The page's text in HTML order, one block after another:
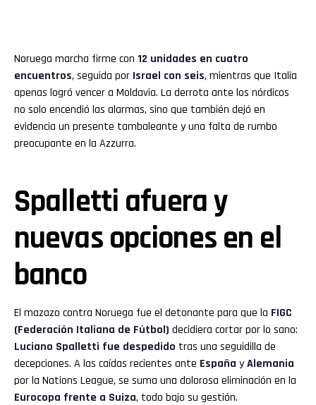
Noruega marcha firme con 12 unidades en cuatro
encuentros, seguida por Israel con seis, mientras que Italia
apenas logró vencer a Moldavia. La derrota ante los nórdicos
no solo encendió las alarmas, sino que también dejó en
evidencia un presente tambaleante y una falta de rumbo
preocupante en la Azzurra.
Spalletti afuera y
nuevas opciones en el
banco
El mazazo contra Noruega fue el detonante para que la FIGC
(Federación Italiana de Fútbol) decidiera cortar por lo sano:
Luciano Spalletti fue despedido tras una seguidilla de
decepciones. A las caídas recientes ante España yAlemania
por la Nations League, se suma una dolorosa eliminación en la
Eurocopa frente a Suiza, todo bajo su gestión.